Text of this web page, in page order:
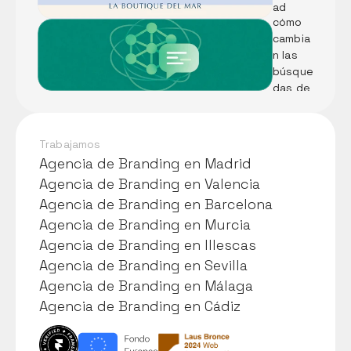
ad
visual
de
Pescad
ería A.
Martín
son y
cómo
cambia
n las
búsque
das de
Trabajamos
Agencia de Branding en Madrid
Agencia de Branding en Madrid
Agencia de Branding en Valencia
Agencia de Branding en Valencia
Agencia de Branding en Barcelona
Agencia de Branding en Barcelona
Agencia de Branding en Murcia
Agencia de Branding en Murcia
Agencia de Branding en Illescas
Agencia de Branding en Illescas
Agencia de Branding en Sevilla
Agencia de Branding en Sevilla
Agencia de Branding en Málaga
Agencia de Branding en Málaga
Agencia de Branding en Cádiz
Agencia de Branding en Cádiz